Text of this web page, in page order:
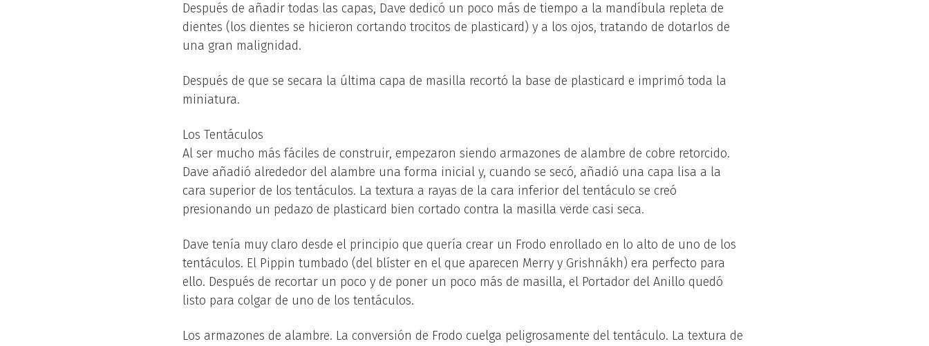
Después de añadir todas las capas, Dave dedicó un poco más de tiempo a la mandíbula repleta de
dientes (los dientes se hicieron cortando trocitos de plasticard) y a los ojos, tratando de dotarlos de
una gran malignidad.
Después de que se secara la última capa de masilla recortó la base de plasticard e imprimó toda la
miniatura.
Los Tentáculos
Al ser mucho más fáciles de construir, empezaron siendo armazones de alambre de cobre retorcido.
Dave añadió alrededor del alambre una forma inicial y, cuando se secó, añadió una capa lisa a la
cara superior de los tentáculos. La textura a rayas de la cara inferior del tentáculo se creó
presionando un pedazo de plasticard bien cortado contra la masilla verde casi seca.
Dave tenía muy claro desde el principio que quería crear un Frodo enrollado en lo alto de uno de los
tentáculos. El Pippin tumbado (del blíster en el que aparecen Merry y Grishnákh) era perfecto para
ello. Después de recortar un poco y de poner un poco más de masilla, el Portador del Anillo quedó
listo para colgar de uno de los tentáculos.
Los armazones de alambre. La conversión de Frodo cuelga peligrosamente del tentáculo. La textura de